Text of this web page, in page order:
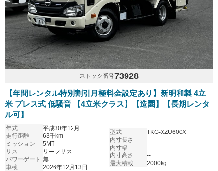
ストック番号73928
【年間レンタル特別割引月極料金設定あり】新明和製 4立
米 プレス式 低騒音 【4立米クラス】【造園】【長期レンタ
ル可】
年式
平成30年12月
走行距離
63千km
ミッション
5MT
サス
リーフサス
パワーゲート 無
車検
2026年12月13日
型式
TKG-XZU600X
内寸長さ
--
内寸幅
--
内寸高さ
--
最大積載
2000kg